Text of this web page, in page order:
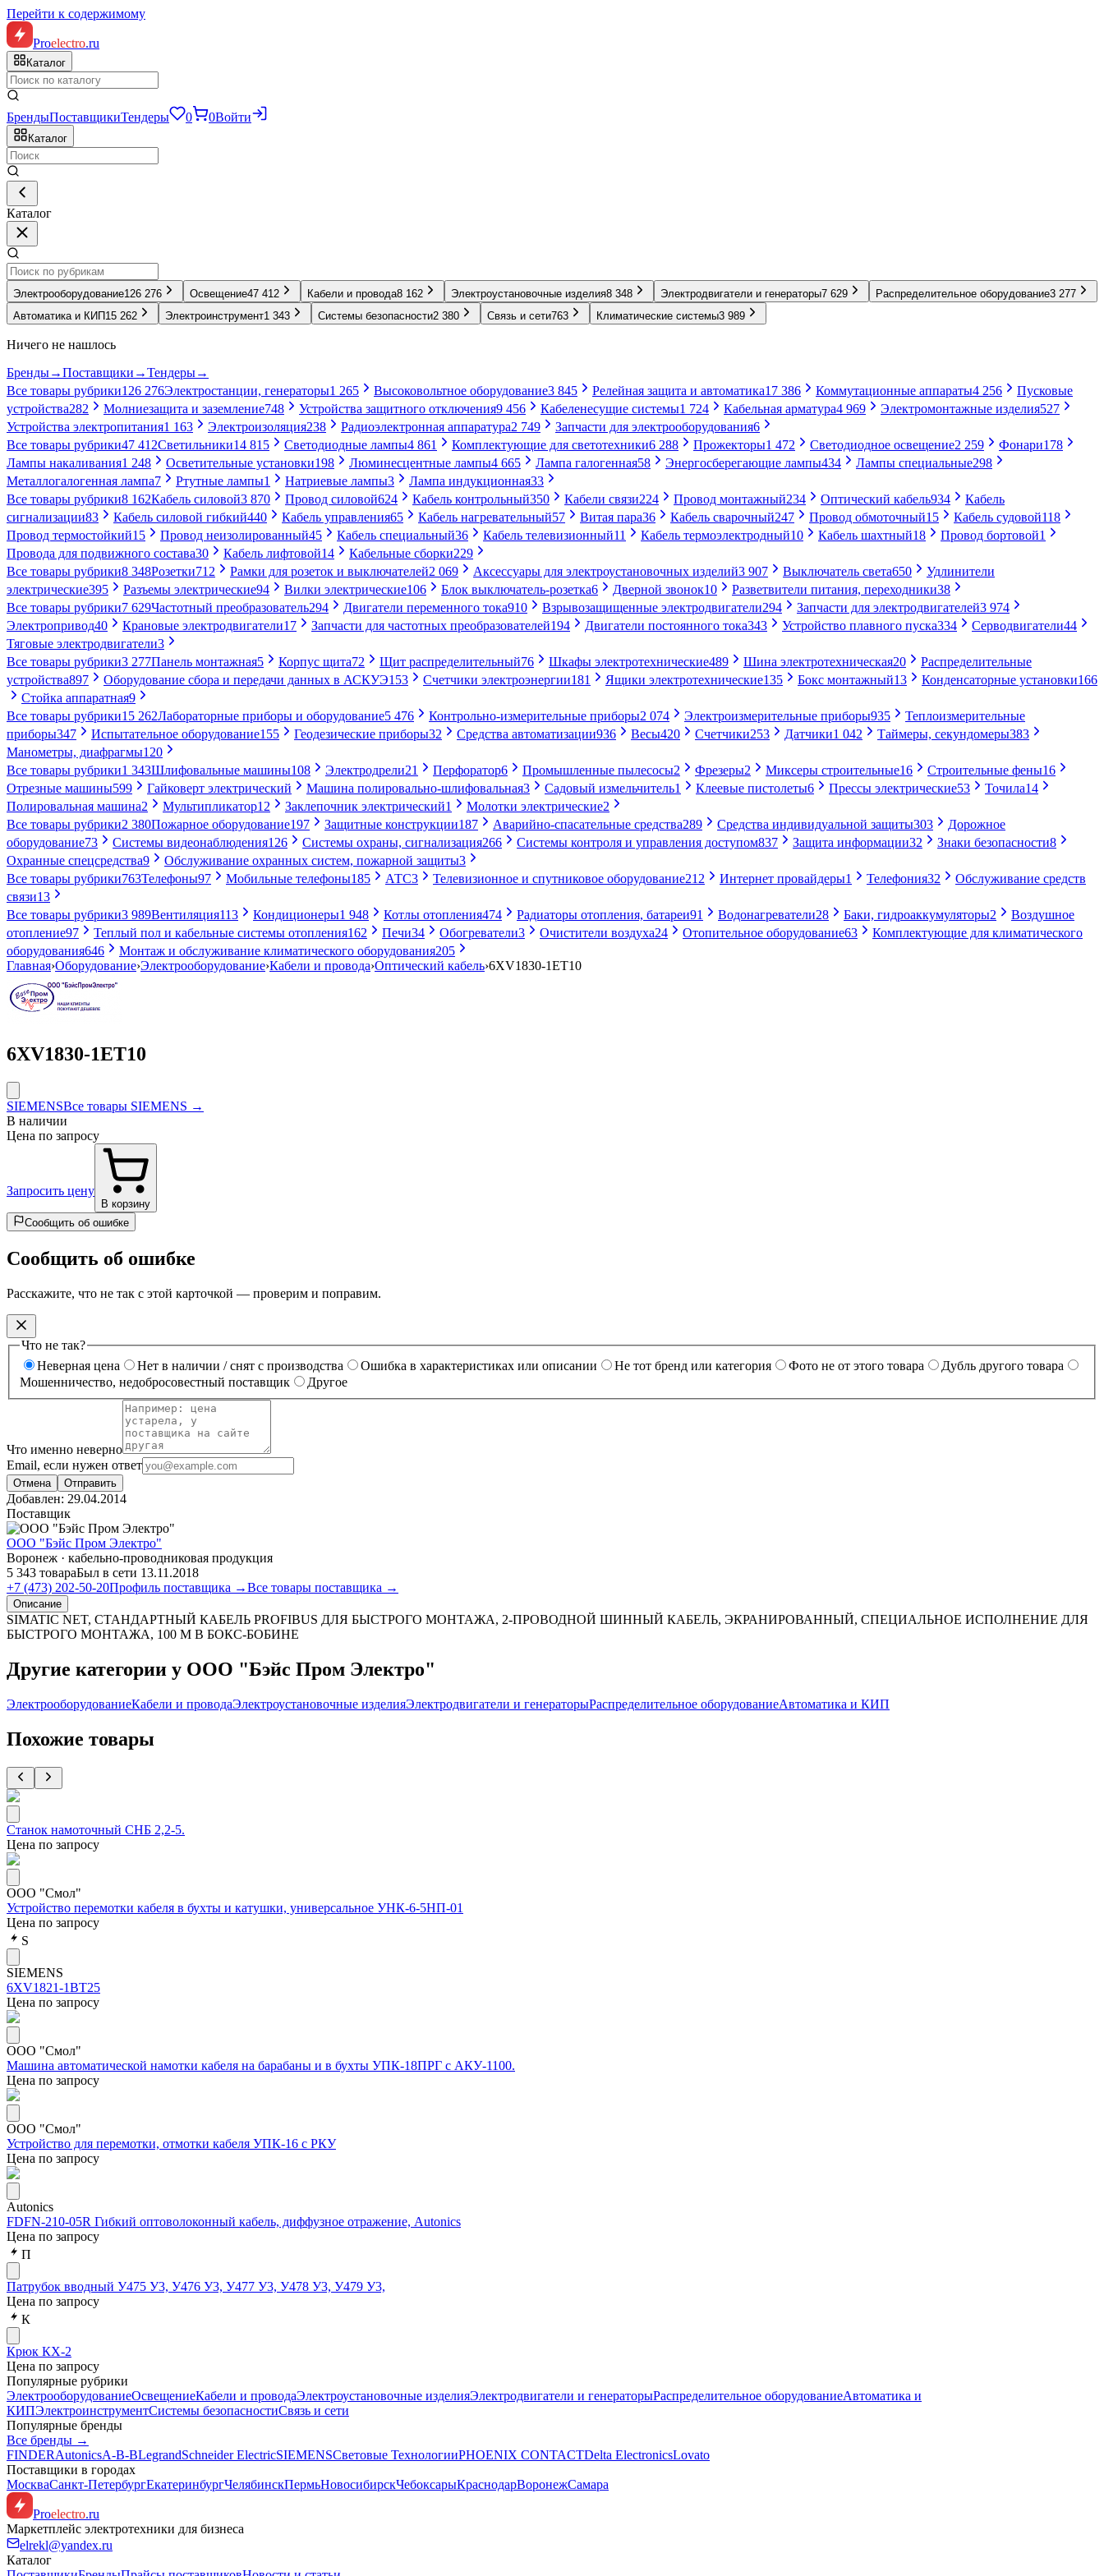
Перейти к содержимому
Proelectro.ru
Каталог
БрендыПоставщикиТендеры 0 0Войти
Каталог
Каталог
Электрооборудование126 276 Освещение47 412 Кабели и провода8 162 Электроустановочные изделия8 348 Электродвигатели и генераторы7 629 Распределительное оборудование3 277
Автоматика и КИП 15 262 Электроинструмент1 343 Системы безопасности2 380 Связь и сети763 Климатические системы3 989
Ничего не нашлось
Бренды→Поставщики →Тендеры→
Все товары рубрики126 276Электростанции, генераторы1 265 Высоковольтное оборудование3 845 Релейная защита и автоматика17 386 Коммутационные аппараты4 256
Пусковые
устройства282 Молниезащита и заземление748 Устройства защитного отключения9 456 Кабеленесущие системы1 724 Кабельная арматура4 969 Электромонтажные изделия527
Устройства электропитания1 163 Электроизоляция238 Радиоэлектронная аппаратура2 749 Запчасти для электрооборудования6
Все товары рубрики47 412Светильники14 815 Светодиодные лампы4 861 Комплектующие для светотехники6 288 Прожекторы1 472 Светодиодное освещение2 259 Фонари178
Лампы накаливания1 248 Осветительные установки198 Люминесцентные лампы4 665 Лампа галогенная58 Энергосберегающие лампы434 Лампы специальные298
Металлогалогенная лампа7 Ртутные лампы1 Натриевые лампы3 Лампа индукционная33
Все товары рубрики8 162Кабель силовой3 870 Провод силовой624 Кабель контрольный350 Кабели связи224 Провод монтажный234 Оптический кабель934
Кабель
сигнализации83 Кабель силовой гибкий440 Кабель управления65 Кабель нагревательный57 Витая пара36 Кабель сварочный247 Провод обмоточный15 Кабель судовой118
Провод термостойкий15 Провод неизолированный45 Кабель специальный36 Кабель телевизионный11 Кабель термоэлектродный10 Кабель шахтный18 Провод бортовой1
Провода для подвижного состава30 Кабель лифтовой14 Кабельные сборки229
Все товары рубрики8 348Розетки712 Рамки для розеток и выключателей2 069 Аксессуары для электроустановочных изделий3 907 Выключатель света650
Удлинители
электрические395 Разъемы электрические94 Вилки электрические106 Блок выключатель-розетка6 Дверной звонок10 Разветвители питания, переходники38
Все товары рубрики7 629Частотный преобразователь294 Двигатели переменного тока910 Взрывозащищенные электродвигатели294 Запчасти для электродвигателей3 974
Электропривод40 Крановые электродвигатели17 Запчасти для частотных преобразователей194 Двигатели постоянного тока343 Устройство плавного пуска334 Серводвигатели44
Тяговые электродвигатели3
Все товары рубрики3 277Панель монтажная5 Корпус щита72 Щит распределительный76 Шкафы электротехнические489 Шина электротехническая20
Распределительные
устройства897 Оборудование сбора и передачи данных в АСКУЭ153 Счетчики электроэнергии181 Ящики электротехнические135 Бокс монтажный13 Конденсаторные установки166
Стойка аппаратная9
Все товары рубрики15 262Лабораторные приборы и оборудование5 476 Контрольно-измерительные приборы2 074 Электроизмерительные приборы935
Теплоизмерительные
приборы347 Испытательное оборудование155 Геодезические приборы32 Средства автоматизации936 Весы420 Счетчики253 Датчики1 042 Таймеры, секундомеры383
Манометры, диафрагмы120
Все товары рубрики1 343Шлифовальные машины108 Электродрели21 Перфоратор6 Промышленные пылесосы2 Фрезеры2 Миксеры строительные16 Строительные фены16
Отрезные машины599 Гайковерт электрический Машина полировально-шлифовальная3 Садовый измельчитель1 Клеевые пистолеты6 Прессы электрические53 Точила14
Полировальная машина2 Мультипликатор12 Заклепочник электрический1 Молотки электрические2
Все товары рубрики2 380Пожарное оборудование197 Защитные конструкции187 Аварийно-спасательные средства289 Средства индивидуальной защиты303
Дорожное
оборудование73 Системы видеонаблюдения126 Системы охраны, сигнализация266 Системы контроля и управления доступом837 Защита информации32 Знаки безопасности8
Охранные спецсредства9 Обслуживание охранных систем, пожарной защиты3
Все товары рубрики763Телефоны97 Мобильные телефоны185 АТС3 Телевизионное и спутниковое оборудование212 Интернет провайдеры1 Телефония32
Обслуживание средств
связи13
Все товары рубрики3 989Вентиляция113 Кондиционеры1 948 Котлы отопления474 Радиаторы отопления, батареи91 Водонагреватели28 Баки, гидроаккумуляторы2
Воздушное
отопление97 Теплый пол и кабельные системы отопления162 Печи34 Обогреватели3 Очистители воздуха24 Отопительное оборудование63
Комплектующие для климатического
оборудования646 Монтаж и обслуживание климатического оборудования205
Главная›Оборудование›Электрооборудование›Кабели и провода›Оптический кабель›6XV1830-1ET10
6XV1830-1ET10
SIEMENSВсе товары SIEMENS →
В наличии
Цена по запросу
Запросить цену
В корзину
Сообщить об ошибке
Сообщить об ошибке
Расскажите, что не так с этой карточкой — проверим и поправим.
Что не так?
Неверная цена
Нет в наличии / снят с производства Ошибка в характеристиках или описании Не тот бренд или категория Фото не от этого товара
Дубль другого товара
Мошенничество, недобросовестный поставщик
Другое
Что именно неверно
Email, если нужен ответ
Отмена Отправить
Добавлен: 29.04.2014
Поставщик
ООО "Бэйс Пром Электро"
Воронеж · кабельно-проводниковая продукция
5 343 товараБыл в сети 13.11.2018
+7 (473) 202-50-20Профиль поставщика →Все товары поставщика →
Описание
SIMATIC NET, СТАНДАРТНЫЙ КАБЕЛЬ PROFIBUS ДЛЯ БЫСТРОГО МОНТАЖА, 2-ПРОВОДНОЙ ШИННЫЙ КАБЕЛЬ, ЭКРАНИРОВАННЫЙ, СПЕЦИАЛЬНОЕ ИСПОЛНЕНИЕ ДЛЯ
БЫСТРОГО МОНТАЖА, 100 M В БОКС-БОБИНЕ
Другие категории у ООО "Бэйс Пром Электро"
ЭлектрооборудованиеКабели и проводаЭлектроустановочные изделияЭлектродвигатели и генераторыРаспределительное оборудованиеАвтоматика и КИП
Похожие товары
Станок намоточный СНБ 2,2-5.
Цена по запросу
ООО "Смол"
Устройство перемотки кабеля в бухты и катушки, универсальное УНК-6-5НП-01
Цена по запросу
S
SIEMENS
6XV1821-1BT25
Цена по запросу
ООО "Смол"
Машина автоматической намотки кабеля на барабаны и в бухты УПК-18ПРГ с АКУ-1100.
Цена по запросу
ООО "Смол"
Устройство для перемотки, отмотки кабеля УПК-16 с РКУ
Цена по запросу
Autonics
FDFN-210-05R Гибкий оптоволоконный кабель, диффузное отражение, Autonics
Цена по запросу
П
Патрубок вводный У475 У3, У476 У3, У477 У3, У478 У3, У479 У3,
Цена по запросу
К
Крюк КХ-2
Цена по запросу
Популярные рубрики
ЭлектрооборудованиеОсвещениеКабели и проводаЭлектроустановочные изделияЭлектродвигатели и генераторыРаспределительное оборудованиеАвтоматика и
КИПЭлектроинструментСистемы безопасностиСвязь и сети
Популярные бренды
Все бренды →
FINDERAutonicsA-B-BLegrandSchneider ElectricSIEMENSСветовые ТехнологииPHOENIX CONTACTDelta ElectronicsLovato
Поставщики в городах
МоскваСанкт-ПетербургЕкатеринбургЧелябинскПермьНовосибирскЧебоксарыКраснодарВоронежСамара
Proelectro.ru
Маркетплейс электротехники для бизнеса
elrekl@yandex.ru
Каталог